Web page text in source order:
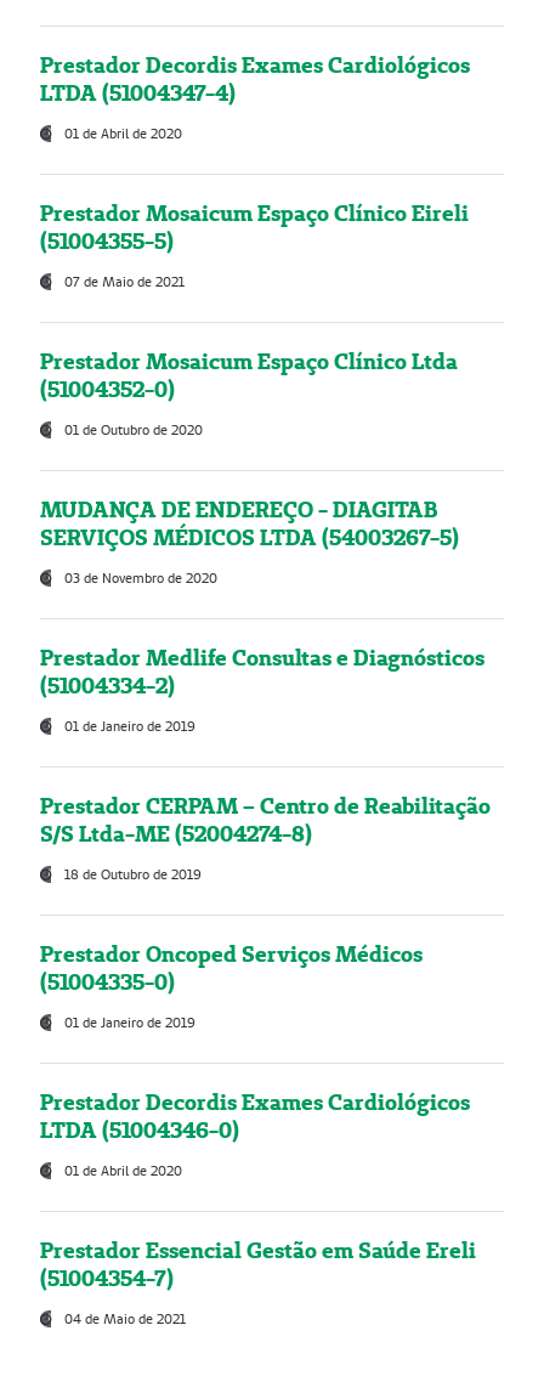
Prestador Decordis Exames Cardiológicos
LTDA (51004347-4)
01 de Abril de 2020
Prestador Mosaicum Espaço Clínico Eireli
(51004355-5)
07 de Maio de 2021
Prestador Mosaicum Espaço Clínico Ltda
(51004352-0)
01 de Outubro de 2020
MUDANÇA DE ENDEREÇO - DIAGITAB
SERVIÇOS MÉDICOS LTDA (54003267-5)
03 de Novembro de 2020
Prestador Medlife Consultas e Diagnósticos
(51004334-2)
01 de Janeiro de 2019
Prestador CERPAM – Centro de Reabilitação
S/S Ltda-ME (52004274-8)
18 de Outubro de 2019
Prestador Oncoped Serviços Médicos
(51004335-0)
01 de Janeiro de 2019
Prestador Decordis Exames Cardiológicos
LTDA (51004346-0)
01 de Abril de 2020
Prestador Essencial Gestão em Saúde Ereli
(51004354-7)
04 de Maio de 2021